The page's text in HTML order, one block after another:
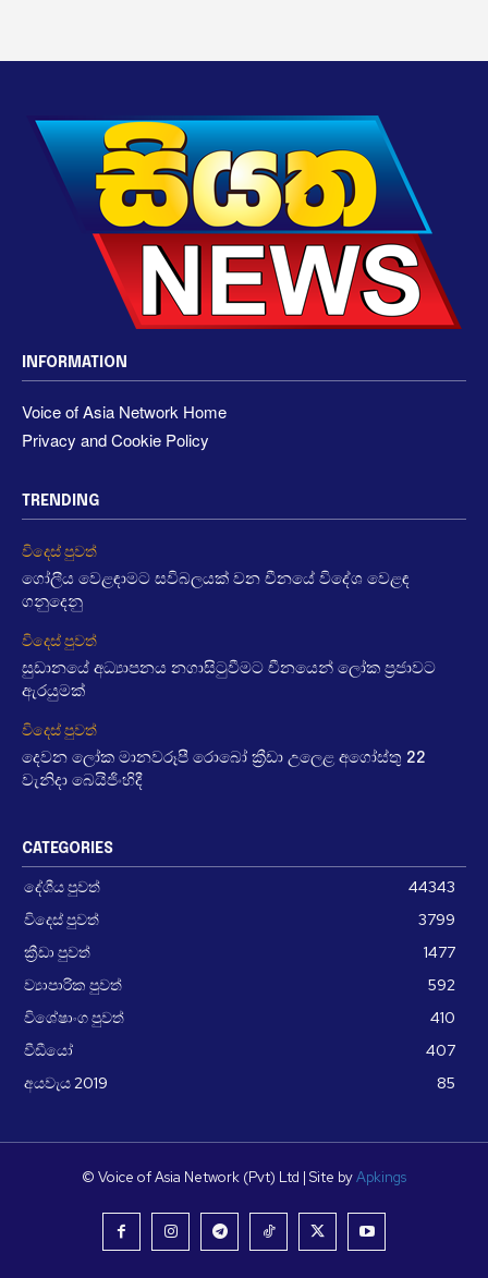
INFORMATION
Voice of Asia Network Home
Privacy and Cookie Policy
TRENDING
විදෙස් පුවත්
ගෝලීය වෙළඳාමට සවිබලයක් වන චීනයේ විදේශ වෙළඳ
ගනුදෙනු
විදෙස් පුවත්
සුඩානයේ අධ්‍යාපනය නගාසිටුවීමට චීනයෙන් ලෝක ප්‍රජාවට
ඇරයුමක්
විදෙස් පුවත්
දෙවන ලෝක මානවරූපී රොබෝ ක්‍රීඩා උලෙළ අගෝස්තු 22
වැනිදා බෙයිජිංහිදී
CATEGORIES
දේශීය පුවත්
44343
විදෙස් පුවත්
3799
ක්‍රීඩා පුවත්
1477
ව්‍යාපාරික පුවත්
592
විශේෂාංග පුවත්
410
වීඩීයෝ
407
අයවැය 2019
85
© Voice of Asia Network (Pvt) Ltd | Site byApkings